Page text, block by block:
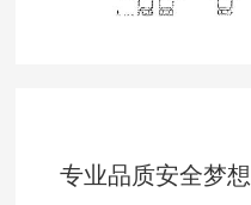
专业品质安全梦想